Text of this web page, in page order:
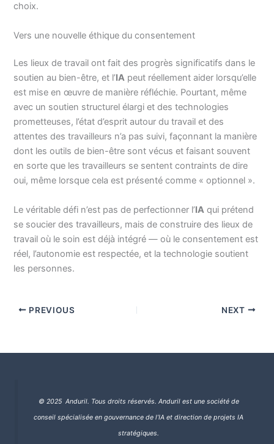
choix.
Vers une nouvelle éthique du consentement
Les lieux de travail ont fait des progrès significatifs dans le
soutien au bien-être, et l’IA peut réellement aider lorsqu’elle
est mise en œuvre de manière réfléchie. Pourtant, même
avec un soutien structurel élargi et des technologies
prometteuses, l’état d’esprit autour du travail et des
attentes des travailleurs n’a pas suivi, façonnant la manière
dont les outils de bien-être sont vécus et faisant souvent
en sorte que les travailleurs se sentent contraints de dire
oui, même lorsque cela est présenté comme « optionnel ».
Le véritable défi n’est pas de perfectionner l’IA qui prétend
se soucier des travailleurs, mais de construire des lieux de
travail où le soin est déjà intégré — où le consentement est
réel, l’autonomie est respectée, et la technologie soutient
les personnes.
PREVIOUS NEXT
© 2025 Anduril. Tous droits réservés. Anduril est une société de
conseil spécialisée en gouvernance de l’IA et direction de projets IA
stratégiques.